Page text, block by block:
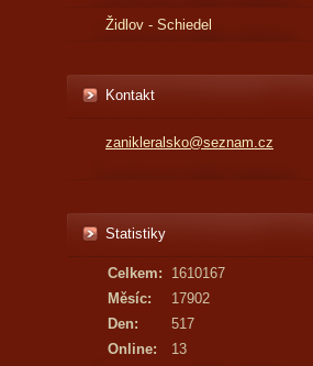
Židlov - Schiedel
Kontakt
zanikleralsko@seznam.cz
Statistiky
Online: 13
Celkem:
1610167
Měsíc:
17902
Den:
517